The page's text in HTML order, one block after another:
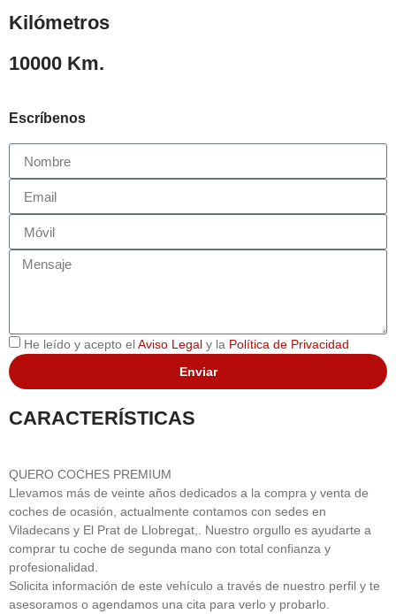
Kilómetros
10000 Km.
Escríbenos
He leído y acepto el Aviso Legal y la Política de Privacidad
Enviar
CARACTERÍSTICAS
QUERO COCHES PREMIUM
Llevamos más de veinte años dedicados a la compra y venta de
coches de ocasión, actualmente contamos con sedes en
Viladecans y El Prat de Llobregat,. Nuestro orgullo es ayudarte a
comprar tu coche de segunda mano con total confianza y
profesionalidad.
Solicita información de este vehículo a través de nuestro perfil y te
asesoramos o agendamos una cita para verlo y probarlo.